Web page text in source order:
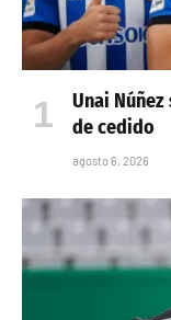
Unai
de cedido
agosto 6, 2026